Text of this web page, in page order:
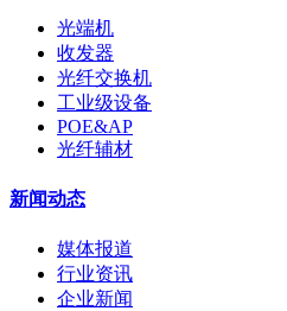
光端机
收发器
光纤交换机
工业级设备
POE&AP
光纤辅材
新闻动态
媒体报道
行业资讯
企业新闻